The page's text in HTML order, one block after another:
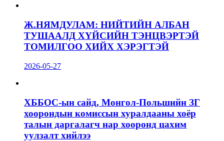
Ж.НЯМДУЛАМ: НИЙТИЙН АЛБАН
ТУШААЛД ХҮЙСИЙН ТЭНЦВЭРТЭЙ
ТОМИЛГОО ХИЙХ ХЭРЭГТЭЙ
2026-05-27
ХББОС-ын сайд, Монгол-Польшийн ЗГ
хоорондын комиссын хуралдааны хоёр
талын даргалагч нар хооронд цахим
уулзалт хийлээ